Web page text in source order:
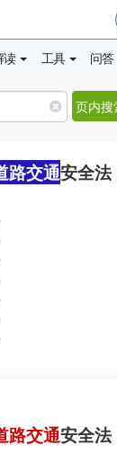
读 工具 问答
页内搜
路交通安全法
路交通安全法